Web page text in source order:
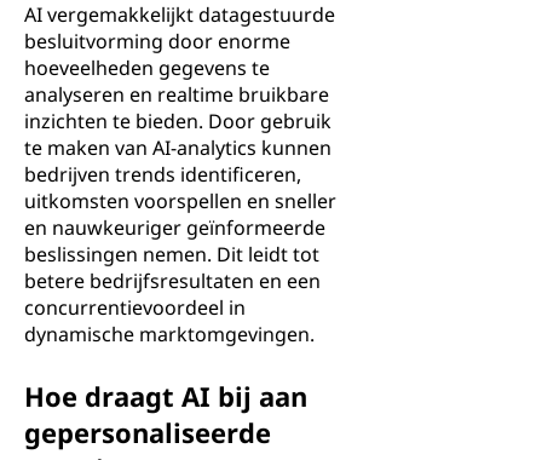
AI vergemakkelijkt datagestuurde
besluitvorming door enorme
hoeveelheden gegevens te
analyseren en realtime bruikbare
inzichten te bieden. Door gebruik
te maken van AI-analytics kunnen
bedrijven trends identificeren,
uitkomsten voorspellen en sneller
en nauwkeuriger geïnformeerde
beslissingen nemen. Dit leidt tot
betere bedrijfsresultaten en een
concurrentievoordeel in
dynamische marktomgevingen.
Hoe draagt AI bij aan
gepersonaliseerde